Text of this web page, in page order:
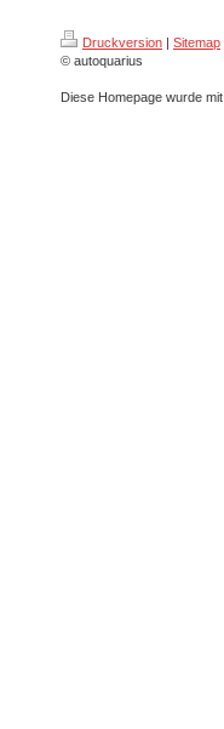
Druckversion | Sitemap
© autoquarius
Diese Homepage wurde mit